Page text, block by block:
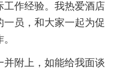
工作经验。我热爱酒店
员，和大家一起为促
附上，如能给我面谈